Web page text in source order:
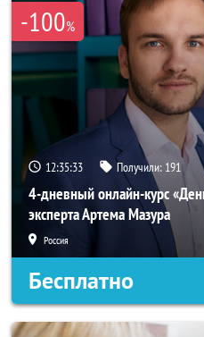
-100%
12:35:31 Получили: 191
4-дневный онлайн-курс
эксперта Артема Мазура
Россия
Бесплатно